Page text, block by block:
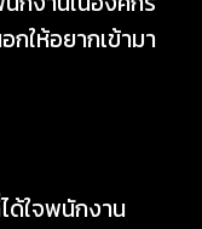
ให้อยากเข้ามา
ด้ใจพนักงาน